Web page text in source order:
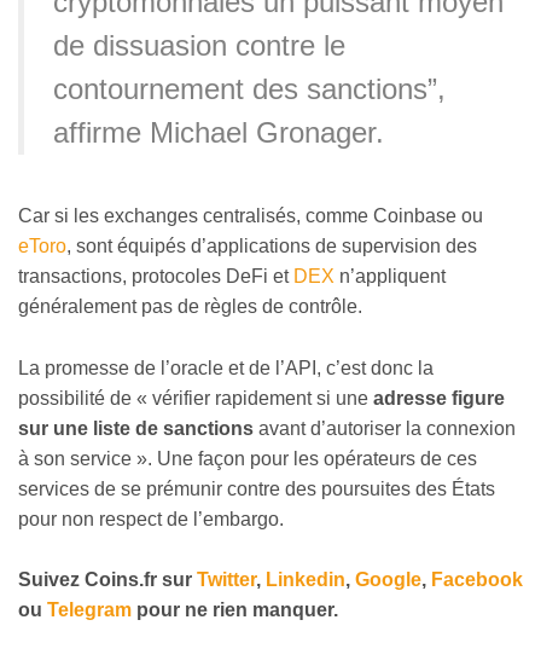
de dissuasion contre le
contournement des sanctions”,
affirme Michael Gronager.
Car si les exchanges centralisés, comme Coinbase ou
eToro, sont équipés d’applications de supervision des
transactions, protocoles DeFi et DEX n’appliquent
généralement pas de règles de contrôle.
La promesse de l’oracle et de l’API, c’est donc la
possibilité de « vérifier rapidement si une adresse figure
sur une liste de sanctions avant d’autoriser la connexion
à son service ». Une façon pour les opérateurs de ces
services de se prémunir contre des poursuites des États
pour non respect de l’embargo.
Suivez Coins.fr sur Twitter, Linkedin, Google, Facebook
ou Telegram pour ne rien manquer.